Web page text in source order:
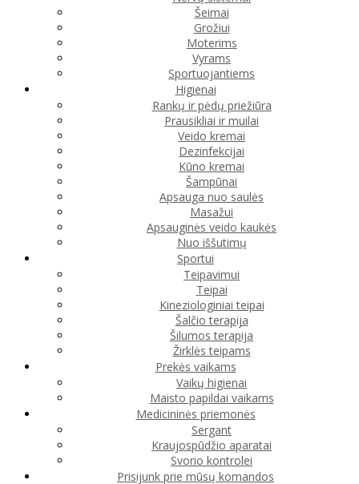
Šeimai
Grožiui
Moterims
Vyrams
Sportuojantiems
Higienai
Rankų ir pėdų priežiūra
Prausikliai ir muilai
Veido kremai
Dezinfekcijai
Kūno kremai
Šampūnai
Apsauga nuo saulės
Masažui
Apsauginės veido kaukės
Nuo iššutimų
Sportui
Teipavimui
Teipai
Kineziologiniai teipai
Šalčio terapija
Šilumos terapija
Žirklės teipams
Prekės vaikams
Vaikų higienai
Maisto papildai vaikams
Medicininės priemonės
Sergant
Kraujospūdžio aparatai
Svorio kontrolei
Prisijunk prie mūsų komandos